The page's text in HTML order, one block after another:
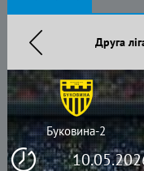
Друга
Буковина-2